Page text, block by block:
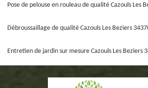
Pose de pelouse en rouleau de qualité Cazouls Les
Débroussaillage de qualité Cazouls Les Beziers
Entretien de jardin sur mesure Cazouls Les Beziers